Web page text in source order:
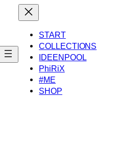
START
COLLECTIONS
IDEENPOOL
PhiRiX
#ME
SHOP